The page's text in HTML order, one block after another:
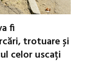
fi
trotuare și
celor uscați